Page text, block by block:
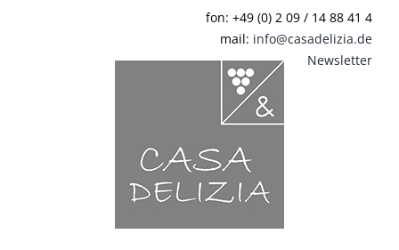
fon: +49 (0) 2 09 / 14 88 41 4
mail: info@casadelizia.de
Newsletter